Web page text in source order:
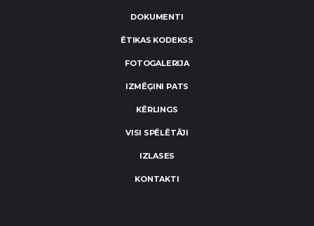
DOKUMENTI
ĒTIKAS KODEKSS
FOTOGALERIJA
IZMĒĢINI PATS
KĒRLINGS
VISI SPĒLĒTĀJI
IZLASES
KONTAKTI